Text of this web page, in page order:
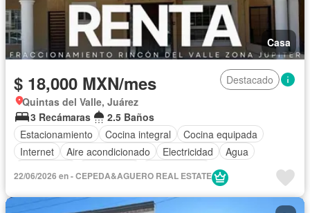
Casa
$ 18,000 MXN/mes
Destacado
Quintas del Valle, Juárez
3 Recámaras
2.5 Baños
Estacionamiento
Cocina integral
Cocina equipada
Internet
Aire acondicionado Electricidad
Agua
22/06/2026 en - CEPEDA&AGUERO REAL ESTATE